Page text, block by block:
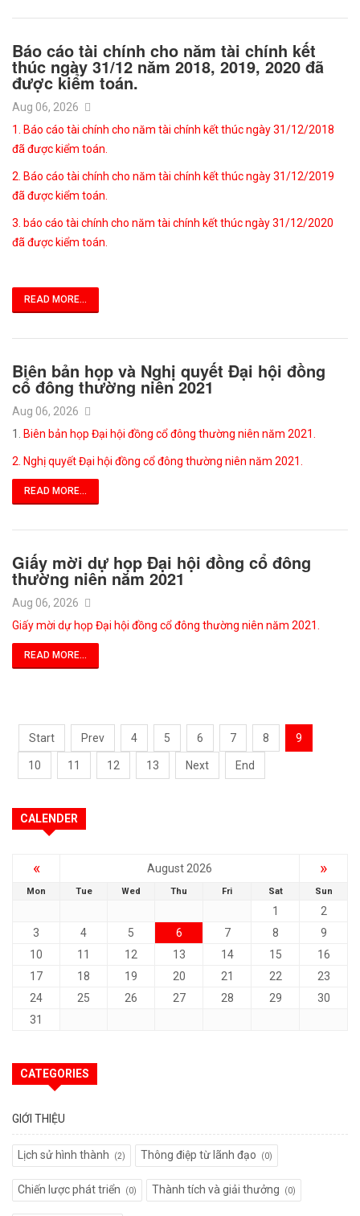
Báo cáo tài chính cho năm tài chính kết
thúc ngày 31/12 năm 2018, 2019, 2020 đã
được kiểm toán.
Aug 06, 2026
1. Báo cáo tài chính cho năm tài chính kết thúc ngày 31/12/2018
đã được kiểm toán.
2. Báo cáo tài chính cho năm tài chính kết thúc ngày 31/12/2019
đã được kiểm toán.
3. báo cáo tài chính cho năm tài chính kết thúc ngày 31/12/2020
đã được kiểm toán.
READ MORE...
Biên bản họp và Nghị quyết Đại hội đồng
cổ đông thường niên 2021
Aug 06, 2026
1.
Biên bản họp Đại hội đồng cổ đông thường niên năm 2021.
2. Nghị quyết Đại hội đồng cổ đông thường niên năm 2021.
READ MORE...
Giấy mời dự họp Đại hội đồng cổ đông
thường niên năm 2021
Aug 06, 2026
Giấy mời dự họp Đại hội đồng cổ đông thường niên năm 2021.
READ MORE...
Start Prev 4 5 6 7 8 9
10 11 12 13 Next End
CALENDER
« August 2026 »
Mon Tue Wed Thu Fri Sat Sun
1
2
3
4 5 6 7 8
9
10
11 12 13 14 15
16
17
18 19 20 21 22
23
24
25 26 27 28 29
30
31
CATEGORIES
GIỚI THIỆU
Lịch sử hình thành (2) Thông điệp từ lãnh đạo (0)
Chiến lược phát triển (0) Thành tích và giải thưởng (0)